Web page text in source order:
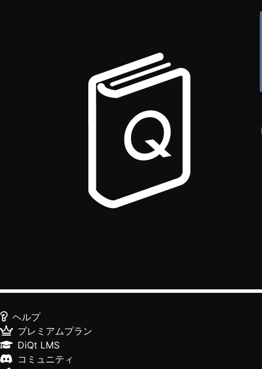
ヘルプ
プレミアムプラン
DiQt LMS
コミュニティ